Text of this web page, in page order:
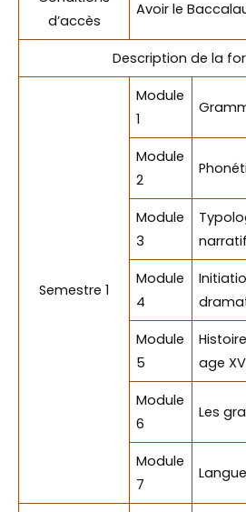
d’accès
Avoir le
Description de la
Semestre 1
Module
1
Module
2
Module
3
Module
4
Module
5
age
Module
6
Les
Module
7